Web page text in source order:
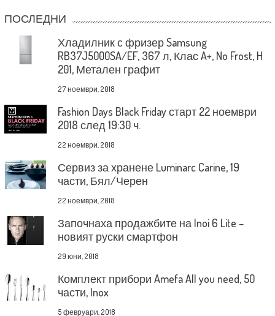
ПОСЛЕДНИ
Хладилник с фризер Samsung
RB37J5000SA/EF, 367 л, Клас A+, No Frost, H
201, Метален графит
27 ноември, 2018
Fashion Days Black Friday старт 22 ноември
2018 след 19:30 ч.
22 ноември, 2018
Сервиз за хранене Luminarc Carine, 19
части, Бял/Черен
22 ноември, 2018
Започнаха продажбите на Inoi 6 Lite –
новият руски смартфон
29 юни, 2018
Комплект прибори Amefa All you need, 50
части, Inox
5 февруари, 2018